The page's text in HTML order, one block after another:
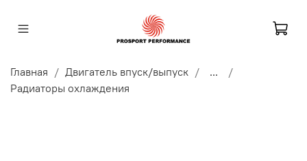
Главная Двигатель впуск/выпуск
...
Радиаторы охлаждения